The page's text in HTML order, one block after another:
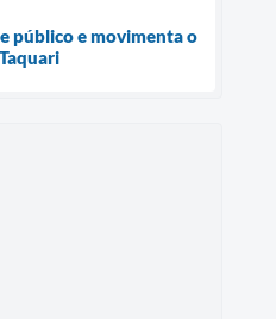
público e movimenta o